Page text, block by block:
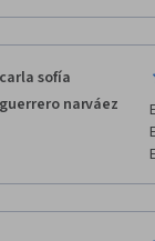
carla sofía
guerrero narváez